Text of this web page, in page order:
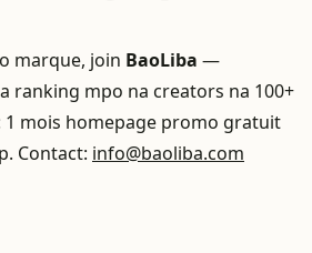
marque, join BaoLiba —
ranking mpo na creators na 100+
1 mois homepage promo gratuit
Contact: info@baoliba.com